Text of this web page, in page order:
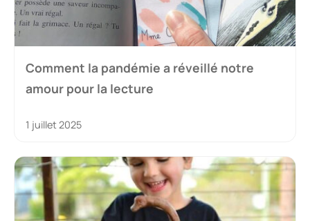
Comment la pandémie a réveillé notre
amour pour la lecture
1 juillet 2025